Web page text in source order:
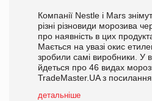
Компанії Nestle і Mars
різні різновиди морозива
про наявність в цих
Мається на увазі окис
зробили самі виробники. У
йдеться про 46 видах
TradeMaster.UA з
детальніше